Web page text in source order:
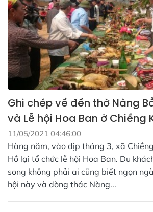
Ghi chép về đền thờ Nàng
và Lễ hội Hoa Ban ở Chiềng
11/05/2021 04:46:00
Hàng năm, vào dịp tháng 3, xã
Hồ lại tổ chức lễ hội Hoa Ban. Du
song không phải ai cũng biết ngọn
hội này và dòng thác Nàng...